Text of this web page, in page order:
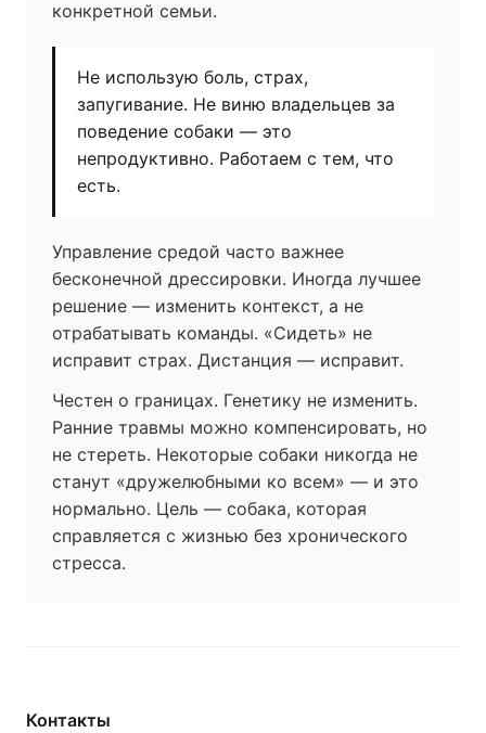
конкретной семьи.
Не использую боль, страх,
запугивание. Не виню владельцев за
поведение собаки — это
непродуктивно. Работаем с тем, что
есть.
Управление средой часто важнее
бесконечной дрессировки. Иногда лучшее
решение — изменить контекст, а не
отрабатывать команды. «Сидеть» не
исправит страх. Дистанция — исправит.
Честен о границах. Генетику не изменить.
Ранние травмы можно компенсировать, но
не стереть. Некоторые собаки никогда не
станут «дружелюбными ко всем» — и это
нормально. Цель — собака, которая
справляется с жизнью без хронического
стресса.
Контакты